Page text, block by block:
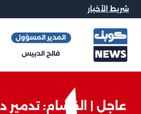
شريط الأخبار
عاجل | القسام: تدمير